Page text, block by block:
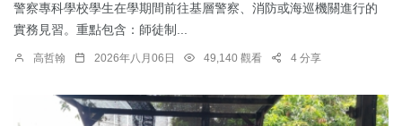
警察專科學校學生在學期間前往基層警察、消防或海巡機關進行的
實務見習。重點包含：師徒制...
高哲翰 2026年八月06日 49,140 觀看 4 分享